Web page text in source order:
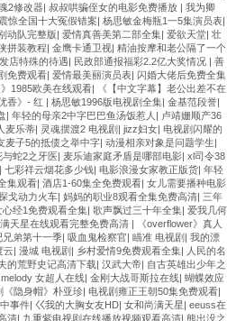
2修改器| 叔叔哄骗侄女的电影免费播放 | 我为卿
震惊全国十大冤假错案| 杨思敏金梅瓶1一5集演员表|
动队完整版| 爱情真善美第二部全集| 爱欲天堂| 壮
拼装教程| 金鹰卡通卫视| 精油按摩和老公隔了一个
店特殊的待遇| 民政部通报福彩2.2亿大奖情况 | 善
免费观看| 爱情最美丽演员表| 闪婚大佬后免费全集
》1985欧美在线观看|
《【中文字幕】老公出差不在
香》- 红 | 杨思敏1996版电视剧全集| 金基范段誉|
| 年轻的母亲2中字巴巴鱼汤饭惹人 | 卢靖姗顺产36
麦乐蒂| 灵魂摆渡2 电视剧 | jizz妇女| 电视剧闪耀的
麦子5的抵债之举中字| 动漫相亲对象是问题学生|
与蛇2之牙医| 麦乐迪家庭矛盾是哪部电影| xl司令38
| 七彩祥云烟花多少钱| 电影浪漫女家教正版货| 年轻
集观看| 酒店1-60集全免费观看| 女儿需要播种电影
戈动力火车| 妈妈的职业8观看全集免费高清| 三年
心经1免费观看全集| 歌声飘过三十年全集| 爱我几何
天星在线观看完整免费高清 |
《overflower》真人
兄弟第十一季| 吸血鬼检察官| 瞄准 电视剧 | 我的漂
云| 漫城 电视剧 | 乡村爱情9免费观看全集| 人民的名
的荒野史记高清下载| 汉武大帝| 自古英雄出少年之
melody 女超人在线| 金刚大战哥斯拉在线| 蝴蝶效应
《隐身帽》朴亚珍| 电视剧雍正王朝50集免费观看|
事件| 巜我的大胸女友HD| 女和尚满天星| eeuss在
清| 九重紫电视剧在线播放视频观看高清| 熊出没之